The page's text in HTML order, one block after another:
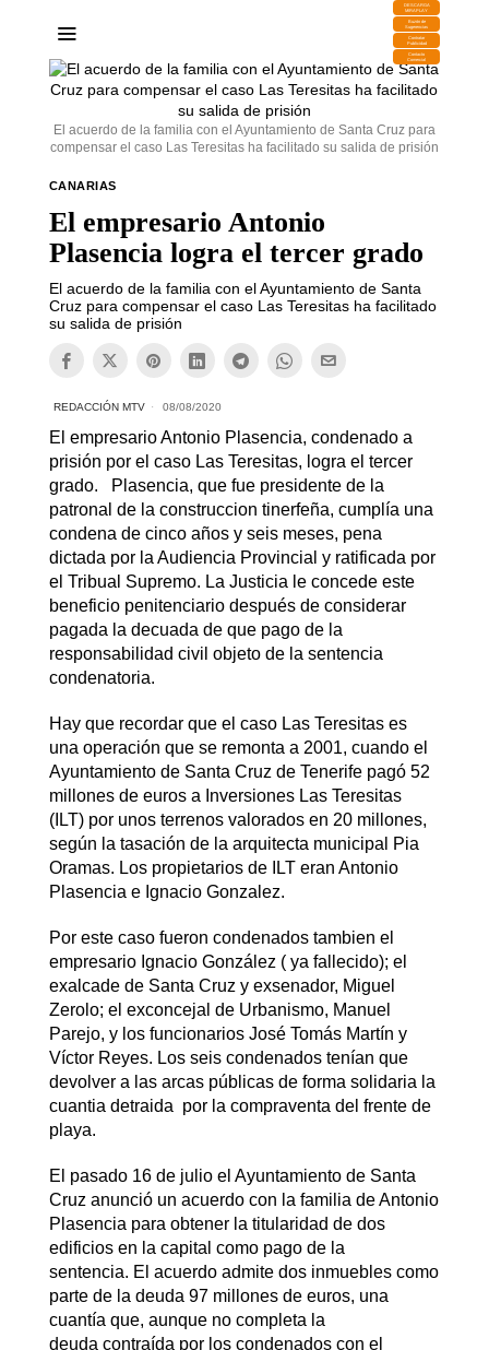
DESCARGA
MIRAPLAY
Buzón de
Sugerencias
Contratar
Publicidad
Contacto
Comercial
El acuerdo de la familia con el Ayuntamiento de Santa Cruz para
compensar el caso Las Teresitas ha facilitado su salida de prisión
CANARIAS
El empresario Antonio
Plasencia logra el tercer grado
El acuerdo de la familia con el Ayuntamiento de Santa
Cruz para compensar el caso Las Teresitas ha facilitado
su salida de prisión
REDACCIÓN MTV 08/08/2020
El empresario Antonio Plasencia, condenado a
prisión por el caso Las Teresitas, logra el tercer
grado. Plasencia, que fue presidente de la
patronal de la construccion tinerfeña, cumplía una
condena de cinco años y seis meses, pena
dictada por la Audiencia Provincial y ratificada por
el Tribual Supremo. La Justicia le concede este
beneficio penitenciario después de considerar
pagada la decuada de que pago de la
responsabilidad civil objeto de la sentencia
condenatoria.
Hay que recordar que el caso Las Teresitas es
una operación que se remonta a 2001, cuando el
Ayuntamiento de Santa Cruz de Tenerife pagó 52
millones de euros a Inversiones Las Teresitas
(ILT) por unos terrenos valorados en 20 millones,
según la tasación de la arquitecta municipal Pia
Oramas. Los propietarios de ILT eran Antonio
Plasencia e Ignacio Gonzalez.
Por este caso fueron condenados tambien el
empresario Ignacio González ( ya fallecido); el
exalcade de Santa Cruz y exsenador, Miguel
Zerolo; el exconcejal de Urbanismo, Manuel
Parejo, y los funcionarios José Tomás Martín y
Víctor Reyes. Los seis condenados tenían que
devolver a las arcas públicas de forma solidaria la
cuantia detraida por la compraventa del frente de
playa.
El pasado 16 de julio el Ayuntamiento de Santa
Cruz anunció un acuerdo con la familia de Antonio
Plasencia para obtener la titularidad de dos
edificios en la capital como pago de la
sentencia. El acuerdo admite dos inmuebles como
parte de la deuda 97 millones de euros, una
cuantía que, aunque no completa la
deuda contraída por los condenados con el